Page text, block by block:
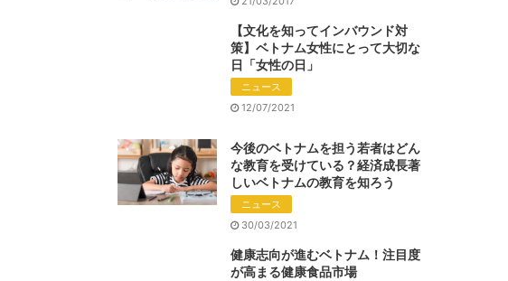
【文化を知ってインバウンド対
策】ベトナム女性にとって大切な
日「女性の日」
ニュース
12/07/2021
今後のベトナムを担う若者はどん
な教育を受けている？経済成長著
しいベトナムの教育を知ろう
ニュース
30/03/2021
健康志向が進むベトナム！注目度
が高まる健康食品市場